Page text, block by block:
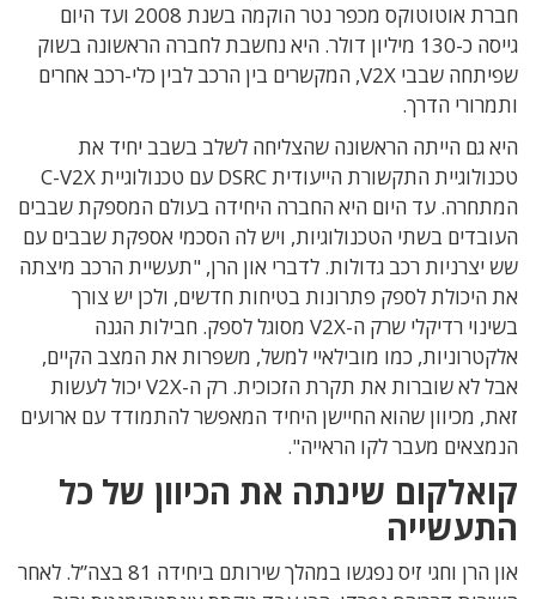
חברת אוטוטוקס מכפר נטר הוקמה בשנת 2008 ועד היום
גייסה כ-130 מיליון דולר. היא נחשבת לחברה הראשונה בשוק
שפיתחה שבבי V2X, המקשרים בין הרכב לבין כלי-רכב אחרים
ותמרורי הדרך.
היא גם הייתה הראשונה שהצליחה לשלב בשבב יחיד את
טכנולוגיית התקשורת הייעודית DSRC עם טכנולוגיית C-V2X
המתחרה. עד היום היא החברה היחידה בעולם המספקת שבבים
העובדים בשתי הטכנולוגיות, ויש לה הסכמי אספקת שבבים עם
שש יצרניות רכב גדולות. לדברי און הרן, "תעשיית הרכב מיצתה
את היכולת לספק פתרונות בטיחות חדשים, ולכן יש צורך
בשינוי רדיקלי שרק ה-V2X מסוגל לספק. חבילות הגנה
אלקטרוניות, כמו מובילאיי למשל, משפרות את המצב הקיים,
אבל לא שוברות את תקרת הזכוכית. רק ה-V2X יכול לעשות
זאת, מכיוון שהוא החיישן היחיד המאפשר להתמודד עם ארועים
הנמצאים מעבר לקו הראייה".
קואלקום שינתה את הכיוון של כל
התעשייה
און הרן וחגי זיס נפגשו במהלך שירותם ביחידה 81 בצה”ל. לאחר